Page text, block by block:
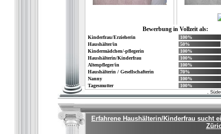
Bewerbung in Vollzeit als:
Kinderfrau/Erzieherin
100%
Haushälter/in
50%
Kindermädchen/-pflegerin
100%
Haushälterin/Kinderfrau
100%
Altenpfleger/in
100%
Haushälterin / Gesellschafterin
70%
Nanny
100%
Tagesmutter
100%
,
Erfahrene Haushälterin/Kinderfrau sucht